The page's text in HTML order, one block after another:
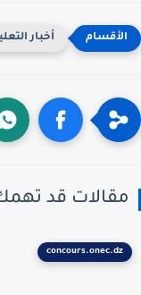
أخبار التعليم
قد تهمك
concours.onec.dz